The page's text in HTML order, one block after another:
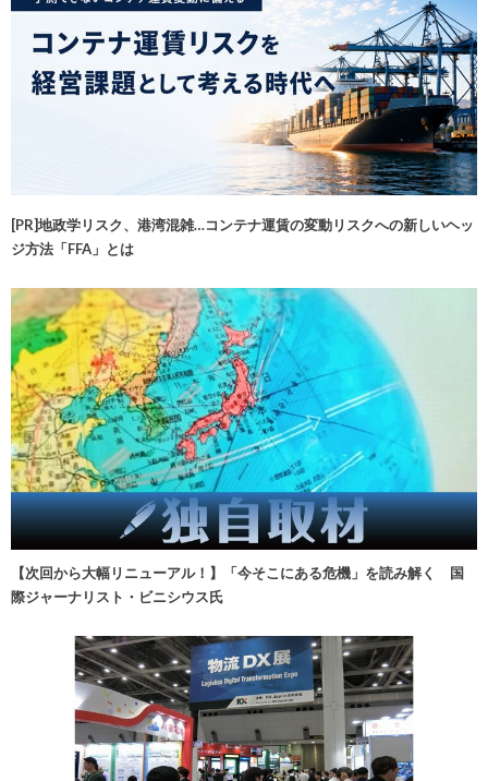
[PR]地政学リスク、港湾混雑…コンテナ運賃の変動リスクへの新しいヘッ
ジ方法「FFA」とは
【次回から大幅リニューアル！】「今そこにある危機」を読み解く 国
際ジャーナリスト・ビニシウス氏